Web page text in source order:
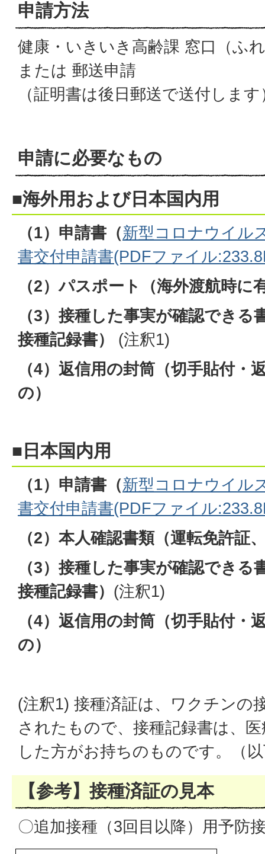
申請方法
健康・いきいき高齢課 窓口（ふ
または 郵送申請
（証明書は後日郵送で送付します
申請に必要なもの
■海外用および日本国内用
（1）申請書（新型コロナウイル
書交付申請書(PDFファイル
（2）パスポート
（海外渡航時
（3）接種した事実が確認できる
接種記録書）
(注釈1)
（4）返信用の封筒（切手貼付・
の）
■日本国内用
（1）申請書（新型コロナウイル
書交付申請書(PDFファイル
（2）本人確認書類（運転免許証
（3）接種した事実が確認できる
接種記録書） (注釈1)
（4）返信用の封筒（切手貼付・
の）
(注釈1) 接種済証は、ワクチンの
されたもので、接種記録書は、
した方がお持ちのものです。（
【参考】接種済証の見本
〇追加接種（3回目以降）用予防